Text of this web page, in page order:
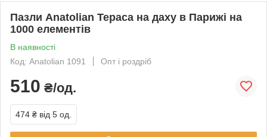
Пазли Anatolian Тераса на даху в Парижі на
1000 елементів
В наявності
Код: Anatolian 1091
Опт і роздріб
510 ₴/од.
474 ₴ від 5 од.